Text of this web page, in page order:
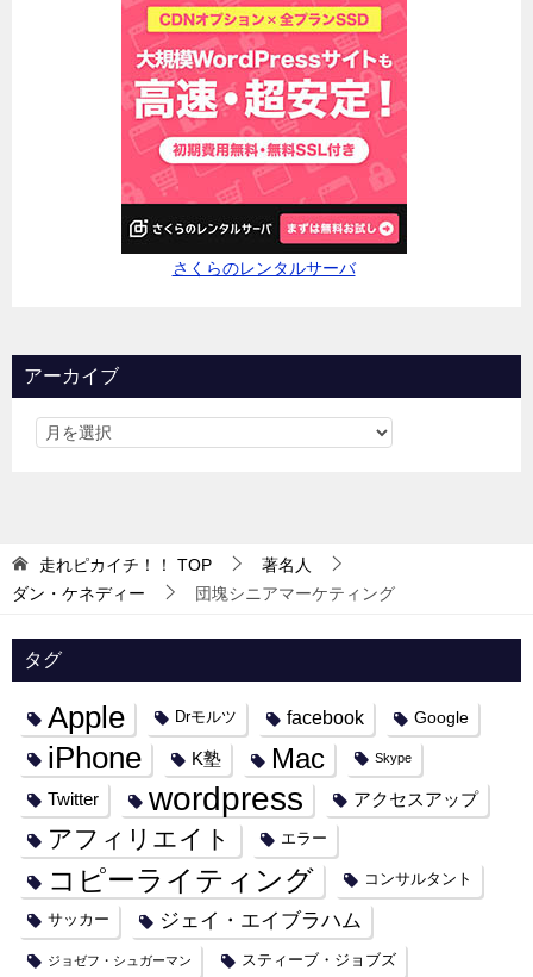
さくらのレンタルサーバ
アーカイブ
走れピカイチ！！ TOP
著名人
ダン・ケネディー
団塊シニアマーケティング
タグ
Apple Drモルツ facebook Google
iPhone K塾 Mac Skype
Twitter wordpress アクセスアップ
アフィリエイト エラー
コピーライティング コンサルタント
サッカー ジェイ・エイブラハム
ジョゼフ・シュガーマン スティーブ・ジョブズ